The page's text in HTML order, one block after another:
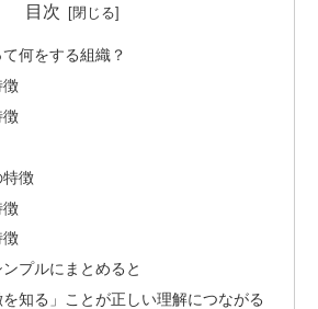
目次
何をする組織？
徴
徴
特徴
徴
徴
プルにまとめると
知る」ことが正しい理解につながる